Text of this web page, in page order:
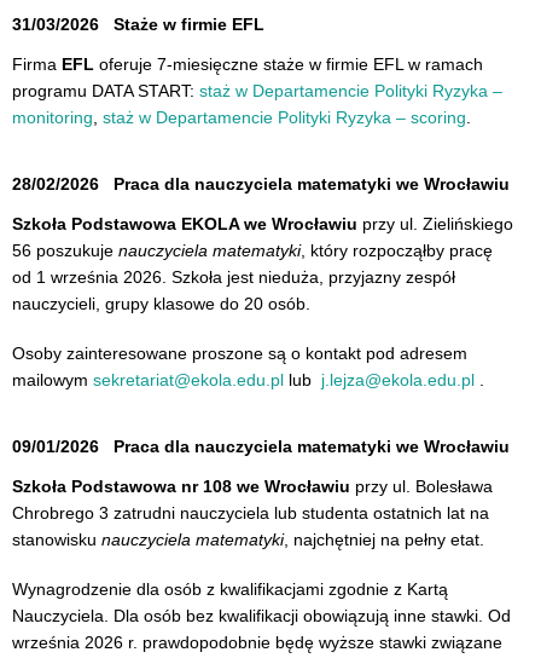
31/03/2026 Staże w firmie EFL
Firma EFL oferuje 7-miesięczne staże w firmie EFL w ramach
programu DATA START: staż w Departamencie Polityki Ryzyka –
monitoring, staż w Departamencie Polityki Ryzyka – scoring.
28/02/2026 Praca dla nauczyciela matematyki we Wrocławiu
Szkoła Podstawowa EKOLA we Wrocławiu przy ul. Zielińskiego
56 poszukuje nauczyciela matematyki, który rozpocząłby pracę
od 1 września 2026. Szkoła jest nieduża, przyjazny zespół
nauczycieli, grupy klasowe do 20 osób.
Osoby zainteresowane proszone są o kontakt pod adresem
mailowym sekretariat@ekola.edu.pl lub j.lejza@ekola.edu.pl .
09/01/2026 Praca dla nauczyciela matematyki we Wrocławiu
Szkoła Podstawowa nr 108 we Wrocławiu przy ul. Bolesława
Chrobrego 3 zatrudni nauczyciela lub studenta ostatnich lat na
stanowisku nauczyciela matematyki, najchętniej na pełny etat.
Wynagrodzenie dla osób z kwalifikacjami zgodnie z Kartą
Nauczyciela. Dla osób bez kwalifikacji obowiązują inne stawki. Od
września 2026 r. prawdopodobnie będę wyższe stawki związane